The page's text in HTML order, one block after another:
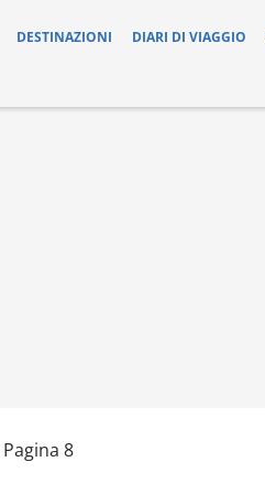
DESTINAZIONI DIARI DI VIAGGIO
Pagina 8